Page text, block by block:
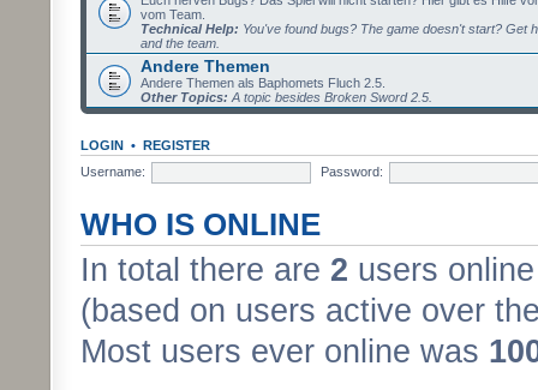
vom Team.
Technical Help: You've found bugs? The game doesn't start? Get
and the team.
Andere Themen
Andere Themen als Baphomets Fluch 2.5.
Other Topics: A topic besides Broken Sword 2.5.
LOGIN • REGISTER
Username:
Password:
WHO IS ONLINE
In total there are 2 users
(based on users active over
Most users ever online was